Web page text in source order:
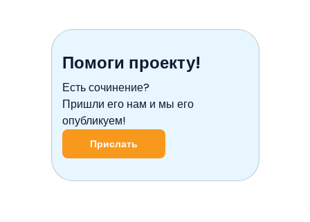
Помоги проекту!
Есть сочинение?
Пришли его нам и мы его
опубликуем!
Прислать